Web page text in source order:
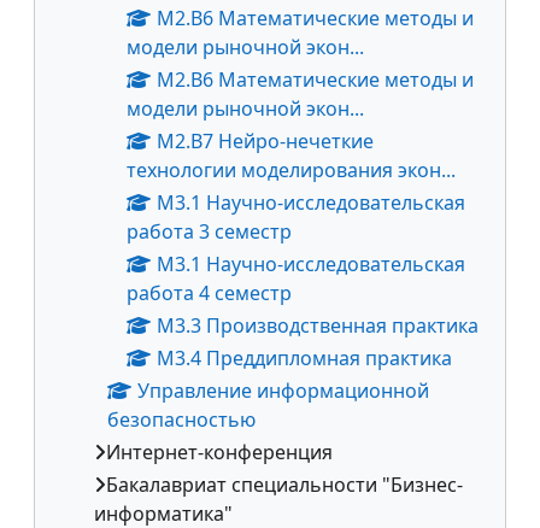
М2.В6 Математические методы и
модели рыночной экон...
М2.В6 Математические методы и
модели рыночной экон...
М2.В7 Нейро-нечеткие
технологии моделирования экон...
М3.1 Научно-исследовательская
работа 3 семестр
М3.1 Научно-исследовательская
работа 4 семестр
М3.3 Производственная практика
М3.4 Преддипломная практика
Управление информационной
безопасностью
Интернет-конференция
Бакалавриат специальности "Бизнес-
информатика"